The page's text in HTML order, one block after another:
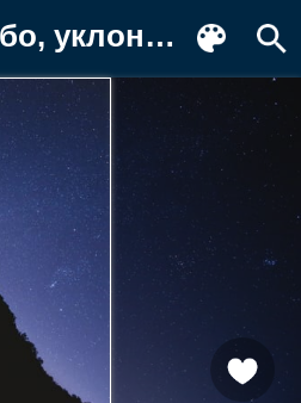
Картинка для телефона